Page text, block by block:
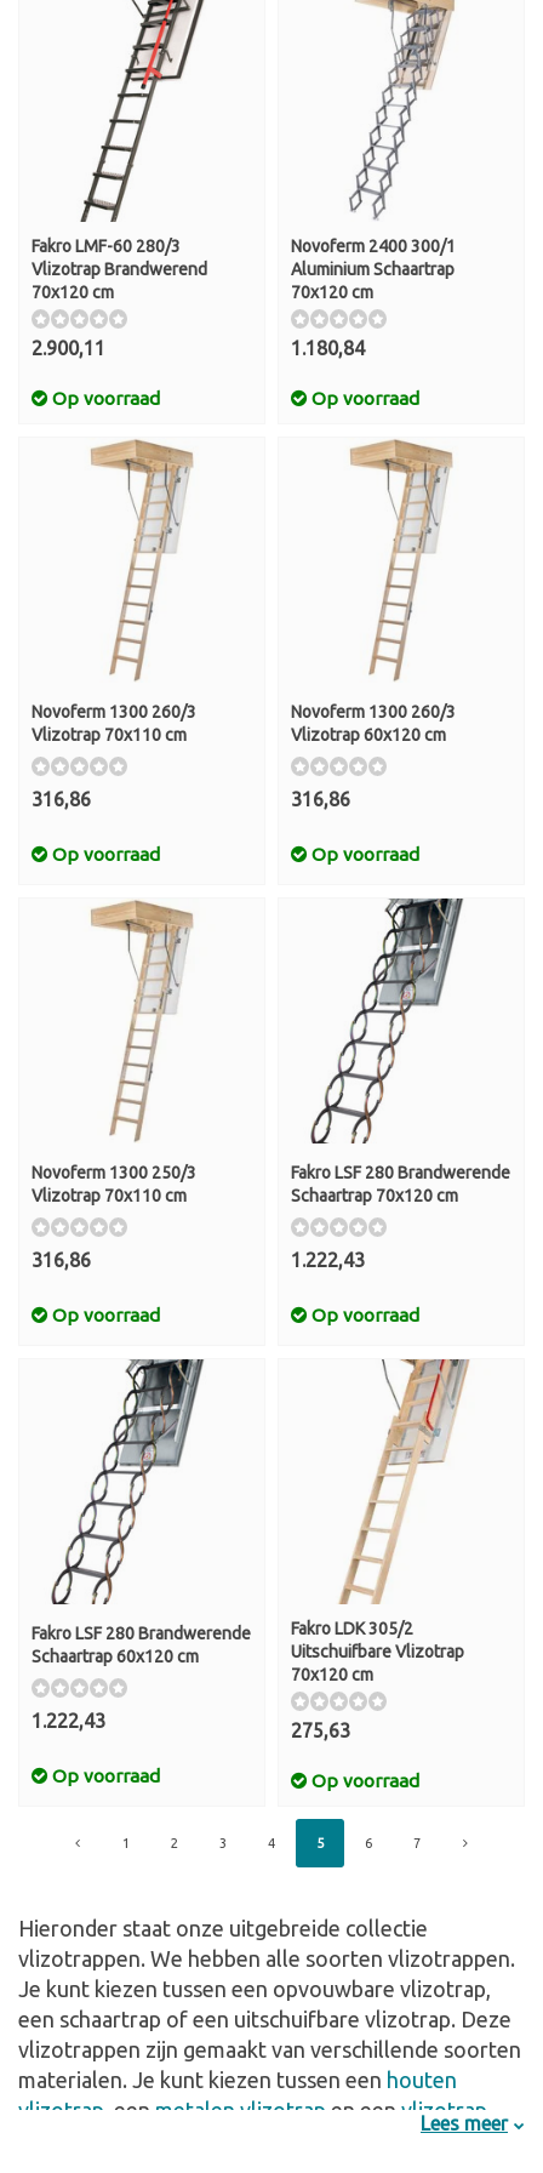
Fakro LMF-60 280/3
Vlizotrap Brandwerend
70x120 cm
2.900,11
Op voorraad
Novoferm 2400 300/1
Aluminium Schaartrap
70x120 cm
1.180,84
Op voorraad
Novoferm 1300 260/3
Vlizotrap 70x110 cm
316,86
Op voorraad
Novoferm 1300 260/3
Vlizotrap 60x120 cm
316,86
Op voorraad
Novoferm 1300 250/3
Vlizotrap 70x110 cm
316,86
Op voorraad
Fakro LSF 280 Brandwerende
Schaartrap 70x120 cm
1.222,43
Op voorraad
Fakro LSF 280 Brandwerende
Schaartrap 60x120 cm
1.222,43
Op voorraad
Fakro LDK 305/2
Uitschuifbare Vlizotrap
70x120 cm
275,63
Op voorraad
1 2 3 4 5 6 7
Hieronder staat onze uitgebreide collectie
vlizotrappen. We hebben alle soorten vlizotrappen.
Je kunt kiezen tussen een opvouwbare vlizotrap,
een schaartrap of een uitschuifbare vlizotrap. Deze
vlizotrappen zijn gemaakt van verschillende soorten
materialen. Je kunt kiezen tussen een houten
vlizotrap , een metalen vlizotrap en een vlizotrap
Lees meer